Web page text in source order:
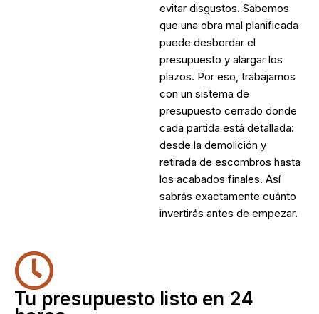
evitar disgustos. Sabemos
que una obra mal planificada
puede desbordar el
presupuesto y alargar los
plazos. Por eso, trabajamos
con un sistema de
presupuesto cerrado donde
cada partida está detallada:
desde la demolición y
retirada de escombros hasta
los acabados finales. Así
sabrás exactamente cuánto
invertirás antes de empezar.
Tu presupuesto listo en 24